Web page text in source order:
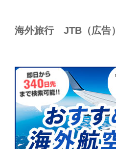
海外旅行 JTB（広告）